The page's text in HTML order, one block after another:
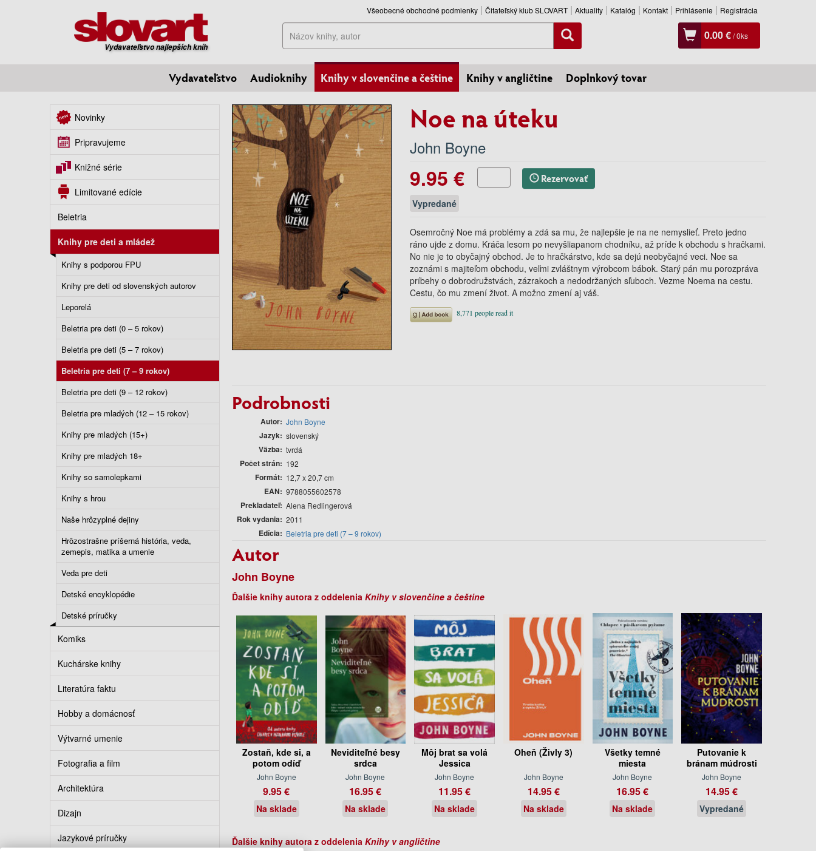
Vydavateľstvo najlepších kníh
Všeobecné obchodné podmienky Čitateľský klub SLOVART Aktuality Katalóg Kontakt Prihlásenie Registrácia
Hľadať 0.00 €/0ks
Vydavateľstvo Audioknihy Knihy v slovenčine a češtine Knihy v angličtine Doplnkový tovar
Novinky
Pripravujeme
Knižné série
Limitované edície
Beletria
Knihy pre deti a mládež
Knihy s podporou FPU
Knihy pre deti od slovenských autorov
Leporelá
Beletria pre deti (0 – 5 rokov)
Beletria pre deti (5 – 7 rokov)
Beletria pre deti (7 – 9 rokov)
Beletria pre deti (9 – 12 rokov)
Beletria pre mladých (12 – 15 rokov)
Knihy pre mladých (15+)
Knihy pre mladých 18+
Knihy so samolepkami
Knihy s hrou
Naše hrôzyplné dejiny
Hrôzostrašne príšerná história, veda,
zemepis, matika a umenie
Veda pre deti
Detské encyklopédie
Detské príručky
Komiks
Kuchárske knihy
Literatúra faktu
Hobby a domácnosť
Výtvarné umenie
Fotografia a film
Architektúra
Dizajn
Jazykové príručky
Noe na úteku
John Boyne
9.95 € Rezervovať
Vypredané
Osemročný Noe má problémy a zdá sa mu, že najlepšie je na ne nemyslieť. Preto jedno
ráno ujde z domu. Kráča lesom po nevyšliapanom chodníku, až príde k obchodu s hračkami.
No nie je to obyčajný obchod. Je to hračkárstvo, kde sa dejú neobyčajné veci. Noe sa
zoznámi s majiteľom obchodu, veľmi zvláštnym výrobcom bábok. Starý pán mu porozpráva
príbehy o dobrodružstvách, zázrakoch a nedodržaných sľuboch. Vezme Noema na cestu.
Cestu, čo mu zmení život. A možno zmení aj váš.
Podrobnosti
Autor John Boyne
Jazyk slovenský
Väzba tvrdá
Počet strán 192
Formát 12,7 x 20,7 cm
EAN 9788055602578
Prekladateľ Alena Redlingerová
Rok vydania 2011
Edícia Beletria pre deti (7 – 9 rokov)
Autor
John Boyne
Ďalšie knihy autora z oddelenia Knihy v slovenčine a češtine
Zostaň, kde si, a
potom odíď
John Boyne
9.95 €
Na sklade
Neviditeľné besy
srdca
John Boyne
16.95 €
Na sklade
Môj brat sa volá
Jessica
John Boyne
11.95 €
Na sklade
Oheň (Živly 3)
John Boyne
14.95 €
Na sklade
Všetky temné
miesta
John Boyne
16.95 €
Na sklade
Putovanie k
bránam múdrosti
John Boyne
14.95 €
Vypredané
Ďalšie knihy autora z oddelenia Knihy v angličtine